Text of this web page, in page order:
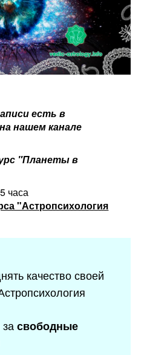
есть в
нашем канале
"Планеты в
часа
"Астропсихология
качество своей
за свободные